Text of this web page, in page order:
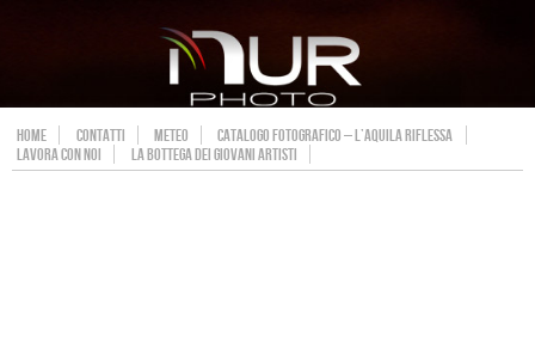
HOME CONTATTI METEO
CATALOGO FOTOGRAFICO – L’AQUILA RIFLESSA
LAVORA CON NOI
LA BOTTEGA DEI GIOVANI ARTISTI